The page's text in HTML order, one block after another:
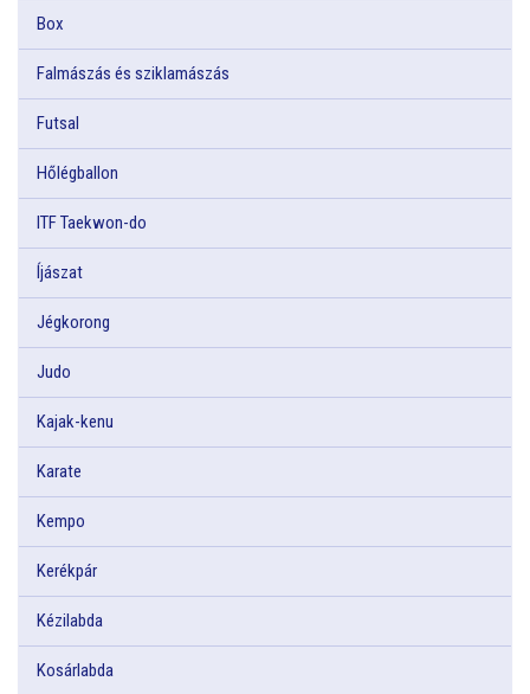
Box
Falmászás és sziklamászás
Futsal
Hőlégballon
ITF Taekwon-do
Íjászat
Jégkorong
Judo
Kajak-kenu
Karate
Kempo
Kerékpár
Kézilabda
Kosárlabda